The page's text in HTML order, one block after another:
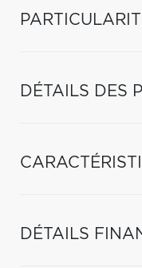
DÉTAILS DES
DÉTAILS